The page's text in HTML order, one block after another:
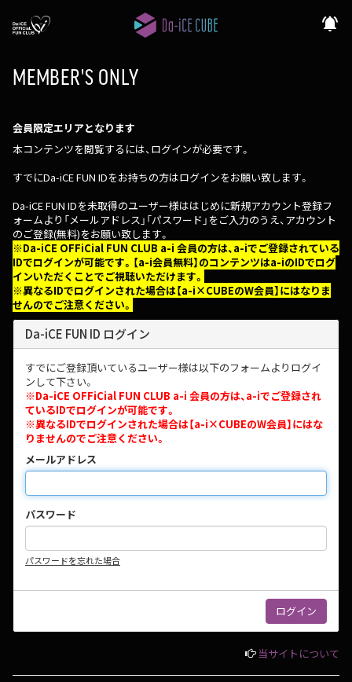
notifications_active
MEMBER'S ONLY
会員限定エリアとなります
本コンテンツを閲覧するには、ログインが必要です。
すでにDa-iCE FUN IDをお持ちの方はログインをお願い致します。
Da-iCE FUN IDを未取得のユーザー様ははじめに新規アカウント登録フ
ォームより「メールアドレス」「パスワード」をご入力のうえ、アカウント
のご登録(無料)をお願い致します。
※Da-iCE OFFiCial FUN CLUB a-i 会員の方は、a-iでご登録されている
IDでログインが可能です。【a-i会員無料】のコンテンツはa-iのIDでログ
インいただくことでご視聴いただけます。
※異なるIDでログインされた場合は【a-i×CUBEのW会員】にはなりま
せんのでご注意ください。
Da-iCE FUN ID ログイン
すでにご登録頂いているユーザー様は以下のフォームよりログイ
ンして下さい。
※Da-iCE OFFiCial FUN CLUB a-i 会員の方は、a-iでご登録され
ているIDでログインが可能です。
※異なるIDでログインされた場合は【a-i×CUBEのW会員】にはな
りませんのでご注意ください。
メールアドレス
パスワード
パスワードを忘れた場合
当サイトについて